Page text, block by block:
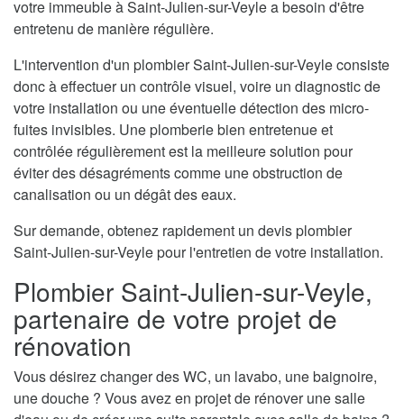
votre immeuble à Saint-Julien-sur-Veyle a besoin d'être
entretenu de manière régulière.
L'intervention d'un plombier Saint-Julien-sur-Veyle consiste
donc à effectuer un contrôle visuel, voire un diagnostic de
votre installation ou une éventuelle détection des micro-
fuites invisibles. Une plomberie bien entretenue et
contrôlée régulièrement est la meilleure solution pour
éviter des désagréments comme une obstruction de
canalisation ou un dégât des eaux.
Sur demande, obtenez rapidement un devis plombier
Saint-Julien-sur-Veyle pour l'entretien de votre installation.
Plombier Saint-Julien-sur-Veyle,
partenaire de votre projet de
rénovation
Vous désirez changer des WC, un lavabo, une baignoire,
une douche ? Vous avez en projet de rénover une salle